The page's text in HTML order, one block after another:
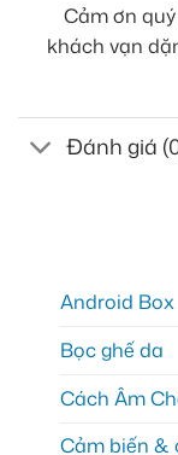
Cảm ơn
khách vạn
Đánh giá
Android Box
Bọc ghế da
Cách Âm
Cảm biến &